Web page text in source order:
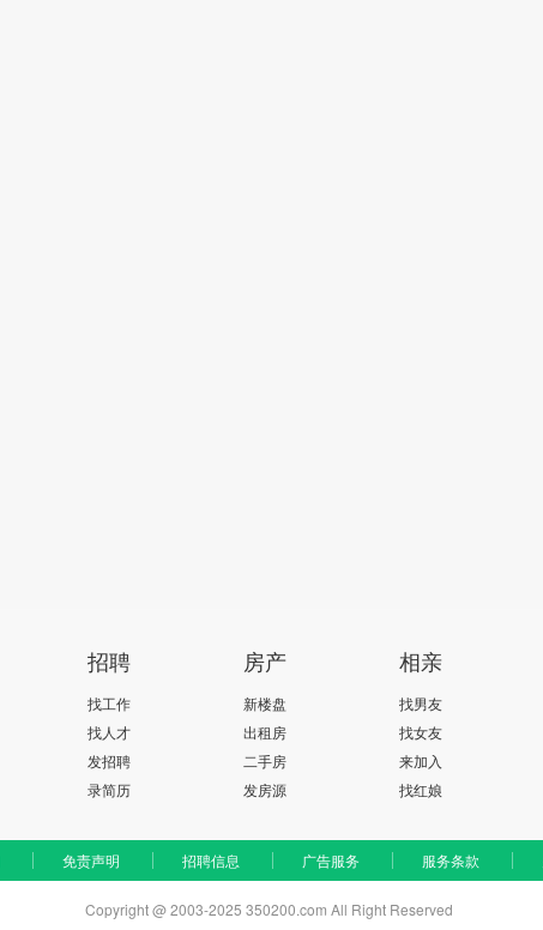
招聘
找工作
找人才
发招聘
录简历
房产
新楼盘
出租房
二手房
发房源
相亲
找男友
找女友
来加入
找红娘
免责声明 招聘信息 广告服务 服务条款
Copyright @ 2003-2025 350200.com All Right Reserved